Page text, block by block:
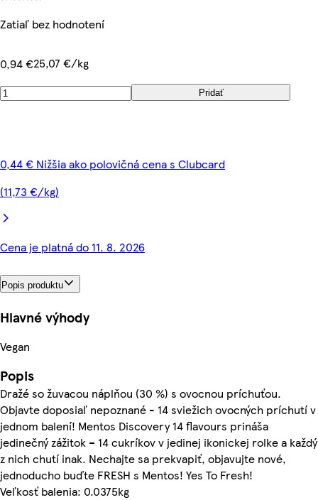
Zatiaľ bez hodnotení
0,94 €25,07 €/kg
Pridať
0,44 € Nižšia ako polovičná cena s Clubcard
(11,73 €/kg)
Cena je platná do 11. 8. 2026
Popis produktu
Hlavné výhody
Vegan
Popis
Dražé so žuvacou náplňou (30 %) s ovocnou príchuťou.
Objavte doposiaľ nepoznané - 14 sviežich ovocných príchutí v
jednom balení! Mentos Discovery 14 flavours prináša
jedinečný zážitok – 14 cukríkov v jedinej ikonickej rolke a každý
z nich chutí inak. Nechajte sa prekvapiť, objavujte nové,
jednoducho buďte FRESH s Mentos! Yes To Fresh!
Veľkosť balenia: 0.0375kg